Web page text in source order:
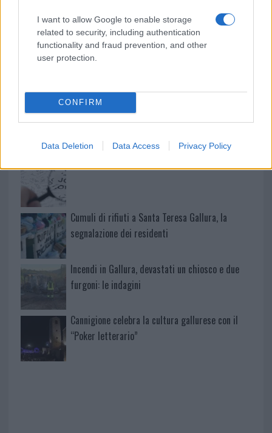
I want to allow Google to enable storage
related to security, including authentication
functionality and fraud prevention, and other
user protection.
CONFIRM
Data Deletion Data Access Privacy Policy
Auto finisce contro un muretto, un ferito ad
Arzachena
Incidente a Baia Sardinia, scontro tra auto e
Olbia, le previsioni meteo per lunedì 10 agosto
Le ultime offerte di lavoro a Olbia e in Gallura
Cumuli di rifiuti a Santa Teresa Gallura, la
segnalazione dei residenti
Incendi in Gallura, devastati un chiosco e due
furgoni: le indagini
Cannigione celebra la cultura gallurese con il
“Poker letterario”